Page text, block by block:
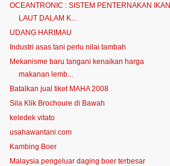
OCEANTRONIC : SISTEM PENTERNAKAN IKAN
LAUT DALAM K...
UDANG HARIMAU
Industri asas tani perlu nilai tambah
Mekanisme baru tangani kenaikan harga
makanan lemb...
Batalkan jual tiket MAHA 2008
Sila Klik Brochoure di Bawah
keledek vitato
usahawantani.com
Kambing Boer
Malaysia pengeluar daging boer terbesar